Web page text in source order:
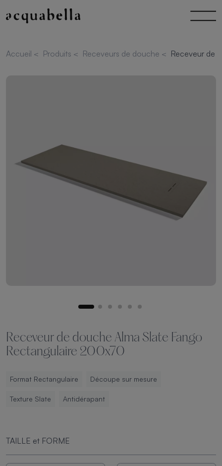
Accueil < Produits < Receveurs de douche < Receveur de
Receveur de douche Alma Slate Fango
Rectangulaire 200x70
Format Rectangulaire Découpe sur mesure
Texture Slate Antidérapant
TAILLE et FORME